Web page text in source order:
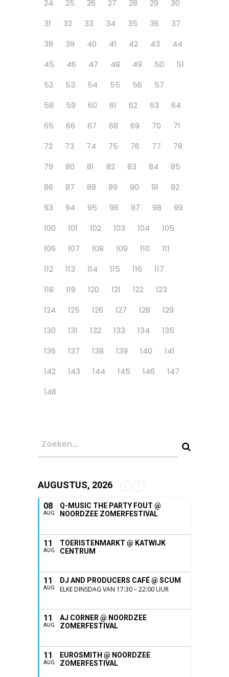
24 25 26 27 28 29
30
31
32 33 34 35 36
37
38
39 40 41 42 43
44
45
46 47 48 49 50
51
52
53 54 55 56
57
58
59 60 61 62 63
64
65
66 67 68 69 70
71
72
73 74 75 76 77
78
79
80 81 82 83 84
85
86
87 88 89 90 91
92
93
94 95 96 97 98
99
100
101 102 103 104
105
106
107 108 109 110
111
112
113 114 115 116
117
118
119 120 121 122
123
124
125 126 127 128
129
130
131 132 133 134
135
136
137 138 139 140
141
142
143 144 145 146
147
148
AUGUSTUS, 2026
08
AUG
Q-MUSIC THE PARTY FOUT @
NOORDZEE ZOMERFESTIVAL
11
AUG
TOERISTENMARKT @ KATWIJK
CENTRUM
11
AUG
DJ AND PRODUCERS CAFÉ @ SCUM
ELKE DINSDAG VAN 17:30 – 22:00 UUR
11
AUG
AJ CORNER @ NOORDZEE
ZOMERFESTIVAL
11
AUG
EUROSMITH @ NOORDZEE
ZOMERFESTIVAL